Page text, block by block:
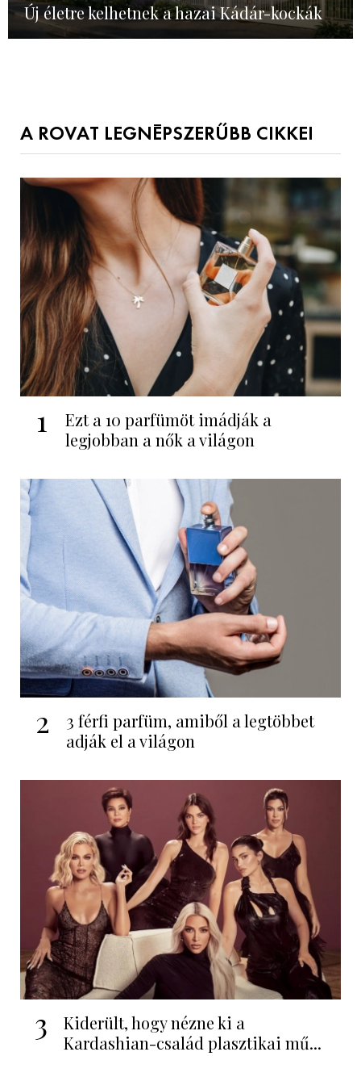
Új életre kelhetnek a hazai Kádár-kockák
A ROVAT LEGNÉPSZERŰBB CIKKEI
1
Ezt a 10 parfümöt imádják a
legjobban a nők a világon
2
3 férfi parfüm, amiből a legtöbbet
adják el a világon
3
Kiderült, hogy nézne ki a
Kardashian-család plasztikai mű...